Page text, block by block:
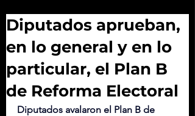
Diputados aprueban,
en lo general y en lo
particular, el Plan B
de Reforma Electoral
Diputados avalaron el Plan B de